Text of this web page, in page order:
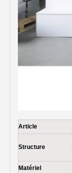
Article
Structure
Matériel